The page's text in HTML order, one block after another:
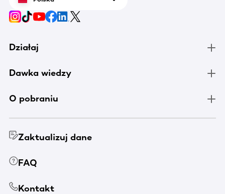
Działaj
Dawka wiedzy
O pobraniu
Zaktualizuj dane
FAQ
Kontakt